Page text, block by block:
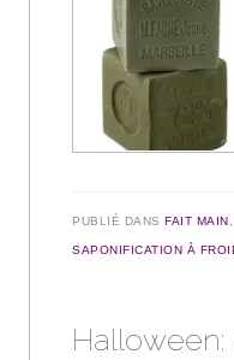
PUBLIÉ DANSFAIT MAIN
SAPONIFICATION À